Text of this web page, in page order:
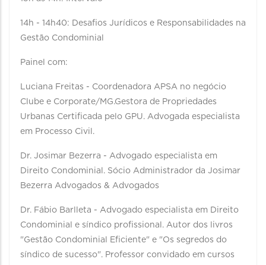
14h - 14h40: Desafios Jurídicos e Responsabilidades na
Gestão Condominial
Painel com:
Luciana Freitas - Coordenadora APSA no negócio
Clube e Corporate/MG.Gestora de Propriedades
Urbanas Certificada pelo GPU. Advogada especialista
em Processo Civil.
Dr. Josimar Bezerra - Advogado especialista em
Direito Condominial. Sócio Administrador da Josimar
Bezerra Advogados & Advogados
Dr. Fábio Barlleta - Advogado especialista em Direito
Condominial e síndico profissional. Autor dos livros
"Gestão Condominial Eficiente" e "Os segredos do
síndico de sucesso". Professor convidado em cursos